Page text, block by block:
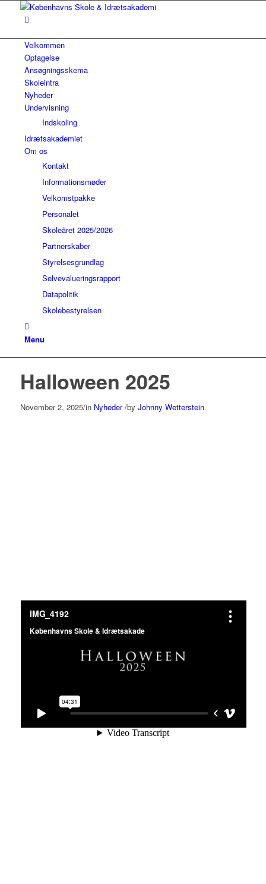
Velkommen
Optagelse
Ansøgningsskema
Skoleintra
Nyheder
Undervisning
Indskoling
Idrætsakademiet
Om os
Kontakt
Informationsmøder
Velkomstpakke
Personalet
Skoleåret 2025/2026
Partnerskaber
Styrelsesgrundlag
Selvevalueringsrapport
Datapolitik
Skolebestyrelsen
Menu
Halloween 2025
November 2, 2025/in Nyheder /by Johnny Wetterstein